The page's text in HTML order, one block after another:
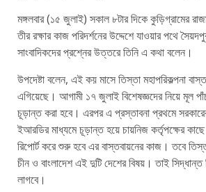
মঙ্গলবার (১৫ জুলাই) সকাল ৮টার দিকে কুড়িগ্রামের
তীর রক্ষার কাজ পরিদর্শনের উদ্দেশে যাওয়ার পথে
সাংবাদিকদের প্রশ্নের উত্তরে তিনি এ কথা বলেন।
উপদেষ্টা বলেন, এই কয় মাসে তিস্তা মহাপরিকল্পনা
এগিয়েছে। আগামী ১৭ জুলাই বিশেষজ্ঞদের নিয়ে মূল
চূড়ান্ত করা হবে। এরপর এ প্রস্তাবনা প্রথমে
ইআরডির মাধ্যমে চূড়ান্ত হয়ে চায়নিজ কর্তৃপক্ষের
রিপোর্ট করে শুরু হবে এর বাস্তবায়নের কাজ। তবে
চীন ও বাংলাদেশ এই দুটি দেশের বিষয়। তাই
লাগবে।